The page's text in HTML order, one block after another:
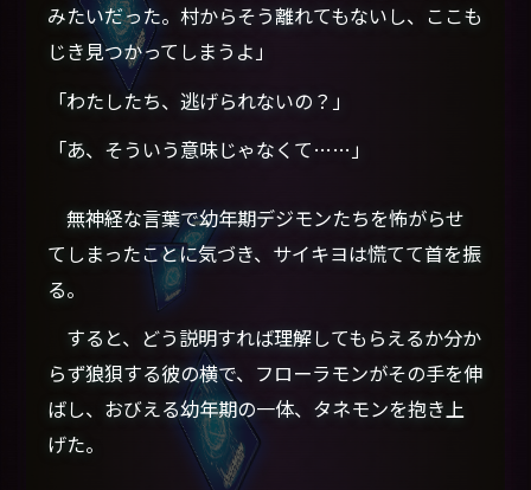
みたいだった。村からそう離れてもないし、ここも
じき見つかってしまうよ」
「わたしたち、逃げられないの？」
「あ、そういう意味じゃなくて……」
無神経な言葉で幼年期デジモンたちを怖がらせ
てしまったことに気づき、サイキヨは慌てて首を振
る。
すると、どう説明すれば理解してもらえるか分か
らず狼狽する彼の横で、フローラモンがその手を伸
ばし、おびえる幼年期の一体、タネモンを抱き上
げた。